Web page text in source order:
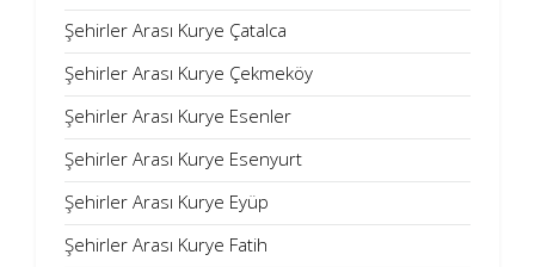
Şehirler Arası Kurye Çatalca
Şehirler Arası Kurye Çekmeköy
Şehirler Arası Kurye Esenler
Şehirler Arası Kurye Esenyurt
Şehirler Arası Kurye Eyüp
Şehirler Arası Kurye Fatih